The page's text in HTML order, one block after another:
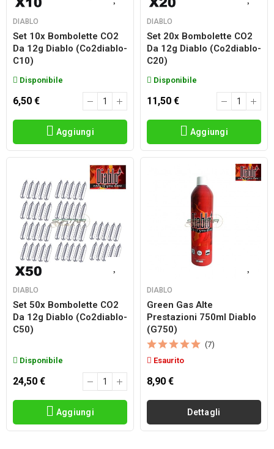
DIABLO
Set 10x Bombolette CO2
Da 12g Diablo (co2diablo-
C10)
Disponibile
6,50 €
Aggiungi
DIABLO
Set 20x Bombolette CO2
Da 12g Diablo (co2diablo-
C20)
Disponibile
11,50 €
Aggiungi
DIABLO
Set 50x Bombolette CO2
Da 12g Diablo (co2diablo-
C50)
Disponibile
24,50 €
Aggiungi
DIABLO
Green Gas Alte
Prestazioni 750ml Diablo
(g750)
(7)
Esaurito
8,90 €
Dettagli